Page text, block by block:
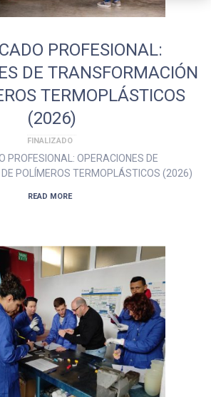
PROFESIONAL:
DE TRANSFORMACIÓN
TERMOPLÁSTICOS
(2026)
FINALIZADO
PROFESIONAL: OPERACIONES DE
POLÍMEROS TERMOPLÁSTICOS (2026)
READ MORE